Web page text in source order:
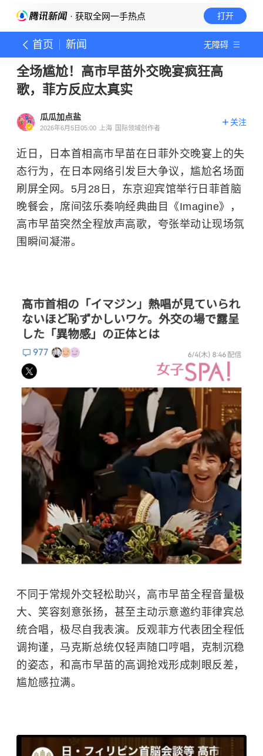
· 获取全网一手热点 打开
首页 新闻 无障碍
全场尴尬！高市早苗外交晚宴疯狂高
歌，菲方反应太真实
瓜瓜加点盐
2026年6月5日05:00 上海 国际领域创作者
关注
近日，日本首相高市早苗在日菲外交晚宴上的失
态行为，在日本网络引发巨大争议，尴尬名场面
刷屏全网。5月28日，东京迎宾馆举行日菲首脑
晚餐会，席间弦乐奏响经典曲目《Imagine》，
高市早苗突然全程放声高歌，夸张举动让现场氛
围瞬间凝滞。
不同于常规外交轻松助兴，高市早苗全程音量极
大、笑容刻意张扬，甚至主动示意邀约菲律宾总
统合唱，极尽自我表演。反观菲方代表团全程低
调拘谨，马克斯总统仅轻声随口哼唱，克制沉稳
的姿态，和高市早苗的高调抢戏形成刺眼反差，
尴尬感拉满。